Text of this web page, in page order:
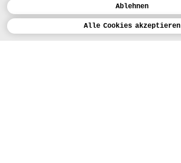
Ablehnen
Alle Cookies akzeptieren
Kalender